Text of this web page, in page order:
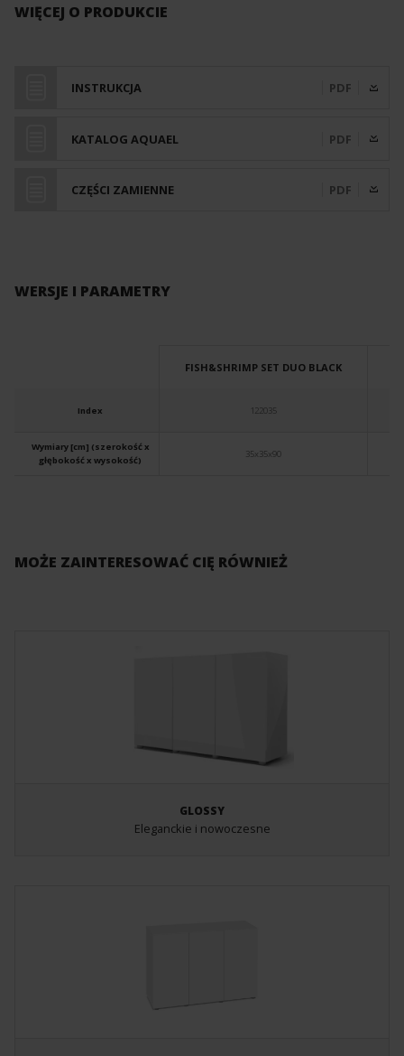
WIĘCEJ O PRODUKCIE
INSTRUKCJA PDF
KATALOG AQUAEL PDF
CZĘŚCI ZAMIENNE PDF
WERSJE I PARAMETRY
Index
Wymiary [cm] (szerokość x
głębokość x wysokość)
FISH&SHRIMP SET DUO BLACK
122035
35x35x90
MOŻE ZAINTERESOWAĆ CIĘ RÓWNIEŻ
GLOSSY
Eleganckie i nowoczesne